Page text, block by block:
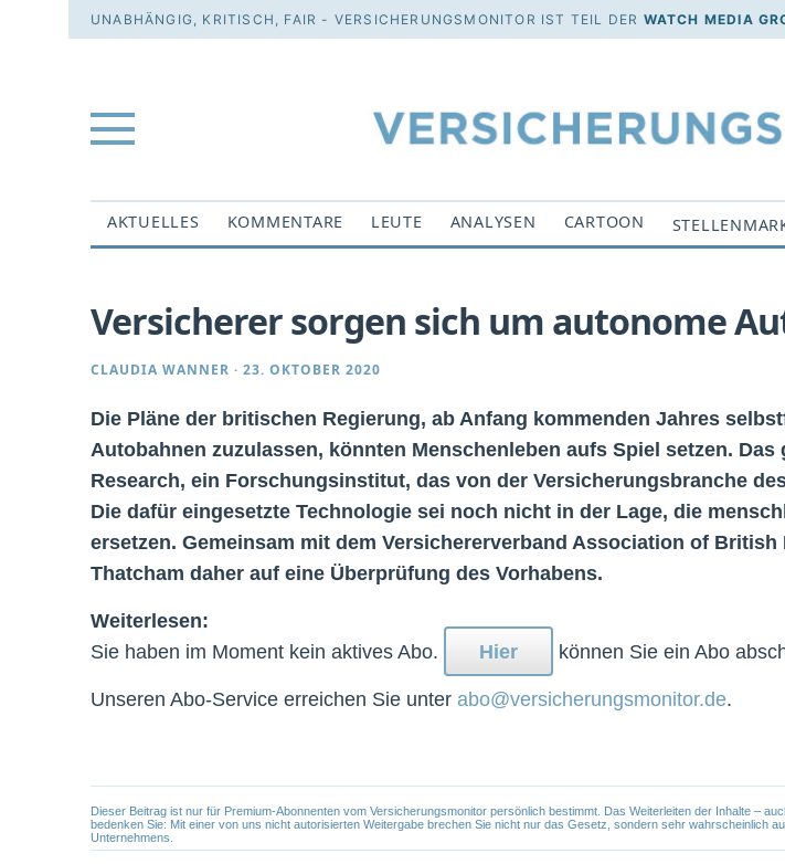
UNABHÄNGIG, KRITISCH, FAIR - VERSICHERUNGSMONITOR IST TEIL DER WATCH MEDIA
AKTUELLES KOMMENTARE LEUTE ANALYSEN CARTOON
Versicherer sorgen sich um autonome
CLAUDIA WANNER · 23. OKTOBER 2020
Die Pläne der britischen Regierung, ab Anfang kommenden Jahres
Autobahnen zuzulassen, könnten Menschenleben aufs Spiel setzen. Das
Research, ein Forschungsinstitut, das von der Versicherungsbranche
Die dafür eingesetzte Technologie sei noch nicht in der Lage, die
ersetzen. Gemeinsam mit dem Versichererverband Association of
Thatcham daher auf eine Überprüfung des Vorhabens.
Weiterlesen:
Sie haben im Moment kein aktives Abo.
Hier können Sie ein Abo
Unseren Abo-Service erreichen Sie unter abo@versicherungsmonitor.de.
Dieser Beitrag ist nur für Premium-Abonnenten vom Versicherungsmonitor persönlich bestimmt. Das Weiterleiten der Inhalte –
bedenken Sie: Mit einer von uns nicht autorisierten Weitergabe brechen Sie nicht nur das Gesetz, sondern sehr wahrscheinlich
Unternehmens.